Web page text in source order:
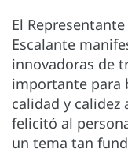
El
Escalante
innovadoras de
importante para
calidad y calidez
felicitó al
un tema tan